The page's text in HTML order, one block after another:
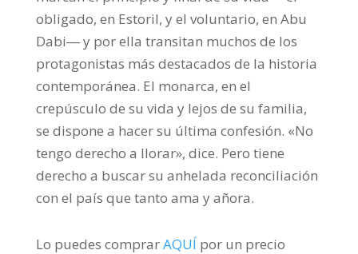
obligado, en Estoril, y el voluntario, en Abu
Dabi― y por ella transitan muchos de los
protagonistas más destacados de la historia
contemporánea. El monarca, en el
crepúsculo de su vida y lejos de su familia,
se dispone a hacer su última confesión. «No
tengo derecho a llorar», dice. Pero tiene
derecho a buscar su anhelada reconciliación
con el país que tanto ama y añora.
Lo puedes comprarAQUÍpor un precio